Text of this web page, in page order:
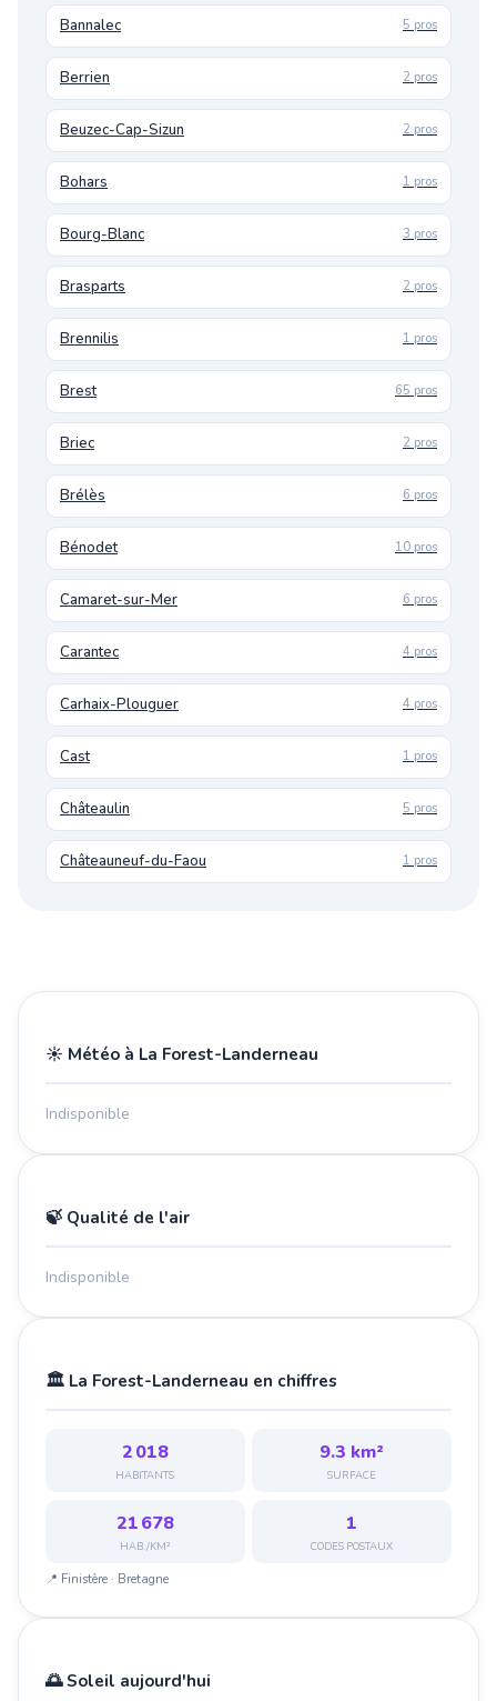
Bannalec 5 pros
Berrien 2 pros
Beuzec-Cap-Sizun 2 pros
Bohars 1 pros
Bourg-Blanc 3 pros
Brasparts 2 pros
Brennilis 1 pros
Brest 65 pros
Briec 2 pros
Brélès 6 pros
Bénodet 10 pros
Camaret-sur-Mer 6 pros
Carantec 4 pros
Carhaix-Plouguer 4 pros
Cast 1 pros
Châteaulin 5 pros
Châteauneuf-du-Faou 1 pros
☀️ Météo à La Forest-Landerneau
Indisponible
🍃 Qualité de l'air
Indisponible
🏛️ La Forest-Landerneau en chiffres
2 018
HABITANTS
9.3 km²
SURFACE
21 678
HAB./KM²
1
CODES POSTAUX
📍 Finistère · Bretagne
🌅 Soleil aujourd'hui